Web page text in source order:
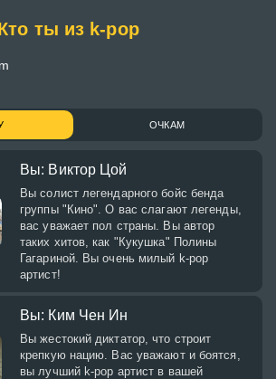
ты из k-pop
ОЧКАМ
Вы: Виктор Цой
Вы солист легендарного бойс бенда
группы "Кино". О вас слагают легенды,
вас уважает пол страны. Вы автор
таких хитов, как "Кукушка" Полины
Гагариной. Вы очень милый k-pop
артист!
Вы: Ким Чен Ин
Вы жестокий диктатор, что строит
крепкую нацию. Вас уважают и боятся,
вы лучший k-pop артист в вашей